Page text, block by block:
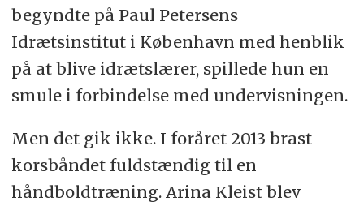
begyndte på Paul Petersens
Idrætsinstitut i København med henblik
på at blive idrætslærer, spillede hun en
smule i forbindelse med undervisningen.
Men det gik ikke. I foråret 2013 brast
korsbåndet fuldstændig til en
håndboldtræning. Arina Kleist blev